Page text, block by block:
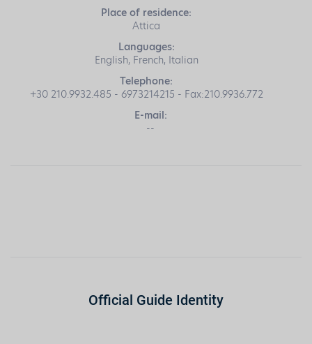
Place of residence:
Attica
Languages:
English, French, Italian
Telephone:
+30 210.9932.485 - 6973214215 - Fax:210.9936.772
E-mail:
--
Official Guide Identity